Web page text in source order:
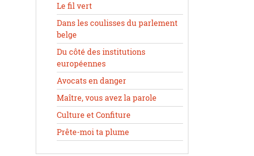
Le fil vert
Dans les coulisses du parlement
belge
Du côté des institutions
européennes
Avocats en danger
Maître, vous avez la parole
Culture et Confiture
Prête-moi ta plume